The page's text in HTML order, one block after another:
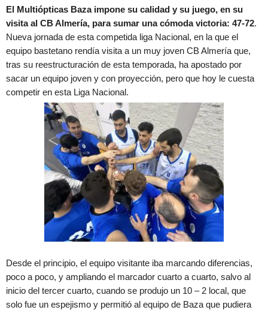
El Multiópticas Baza impone su calidad y su juego, en su
visita al CB Almería, para sumar una cómoda victoria: 47-72.
Nueva jornada de esta competida liga Nacional, en la que el
equipo bastetano rendía visita a un muy joven CB Almería que,
tras su reestructuración de esta temporada, ha apostado por
sacar un equipo joven y con proyección, pero que hoy le cuesta
competir en esta Liga Nacional.
Desde el principio, el equipo visitante iba marcando diferencias,
poco a poco, y ampliando el marcador cuarto a cuarto, salvo al
inicio del tercer cuarto, cuando se produjo un 10 – 2 local, que
solo fue un espejismo y permitió al equipo de Baza que pudiera